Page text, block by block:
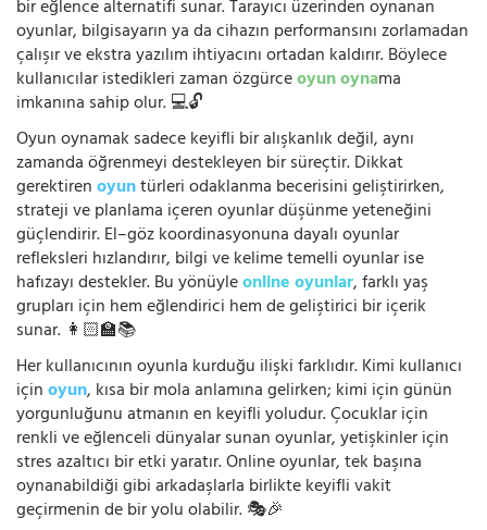
bir eğlence alternatifi sunar. Tarayıcı üzerinden oynanan
oyunlar, bilgisayarın ya da cihazın performansını zorlamadan
çalışır ve ekstra yazılım ihtiyacını ortadan kaldırır. Böylece
kullanıcılar istedikleri zaman özgürceoyun oynama
imkanına sahip olur. 💻🔓
Oyun oynamak sadece keyifli bir alışkanlık değil, aynı
zamanda öğrenmeyi destekleyen bir süreçtir. Dikkat
gerektirenoyuntürleri odaklanma becerisini geliştirirken,
strateji ve planlama içeren oyunlar düşünme yeteneğini
güçlendirir. El–göz koordinasyonuna dayalı oyunlar
refleksleri hızlandırır, bilgi ve kelime temelli oyunlar ise
hafızayı destekler. Bu yönüyleonline oyunlar, farklı yaş
grupları için hem eğlendirici hem de geliştirici bir içerik
sunar. 👩🏻‍🏫📚
Her kullanıcının oyunla kurduğu ilişki farklıdır. Kimi kullanıcı
içinoyun, kısa bir mola anlamına gelirken; kimi için günün
yorgunluğunu atmanın en keyifli yoludur. Çocuklar için
renkli ve eğlenceli dünyalar sunan oyunlar, yetişkinler için
stres azaltıcı bir etki yaratır. Online oyunlar, tek başına
oynanabildiği gibi arkadaşlarla birlikte keyifli vakit
geçirmenin de bir yolu olabilir. 🎭🎉